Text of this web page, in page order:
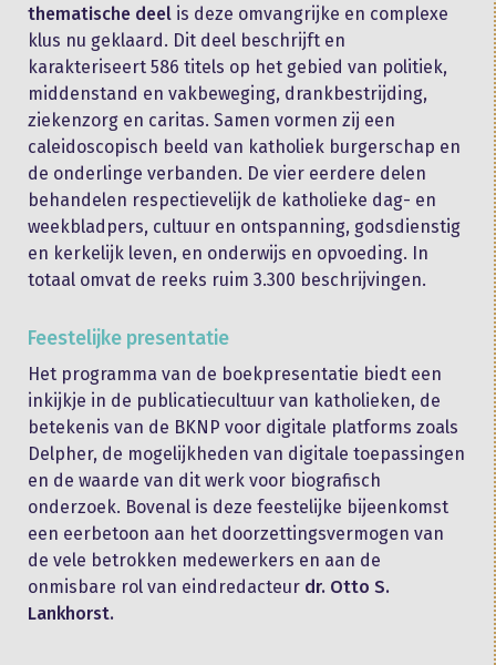
thematische deel is deze omvangrijke en complexe
klus nu geklaard. Dit deel beschrijft en
karakteriseert 586 titels op het gebied van politiek,
middenstand en vakbeweging, drankbestrijding,
ziekenzorg en caritas. Samen vormen zij een
caleidoscopisch beeld van katholiek burgerschap en
de onderlinge verbanden. De vier eerdere delen
behandelen respectievelijk de katholieke dag- en
weekbladpers, cultuur en ontspanning, godsdienstig
en kerkelijk leven, en onderwijs en opvoeding. In
totaal omvat de reeks ruim 3.300 beschrijvingen.
Feestelijke presentatie
Het programma van de boekpresentatie biedt een
inkijkje in de publicatiecultuur van katholieken, de
betekenis van de BKNP voor digitale platforms zoals
Delpher, de mogelijkheden van digitale toepassingen
en de waarde van dit werk voor biografisch
onderzoek. Bovenal is deze feestelijke bijeenkomst
een eerbetoon aan het doorzettingsvermogen van
de vele betrokken medewerkers en aan de
onmisbare rol van eindredacteur dr. Otto S.
Lankhorst.